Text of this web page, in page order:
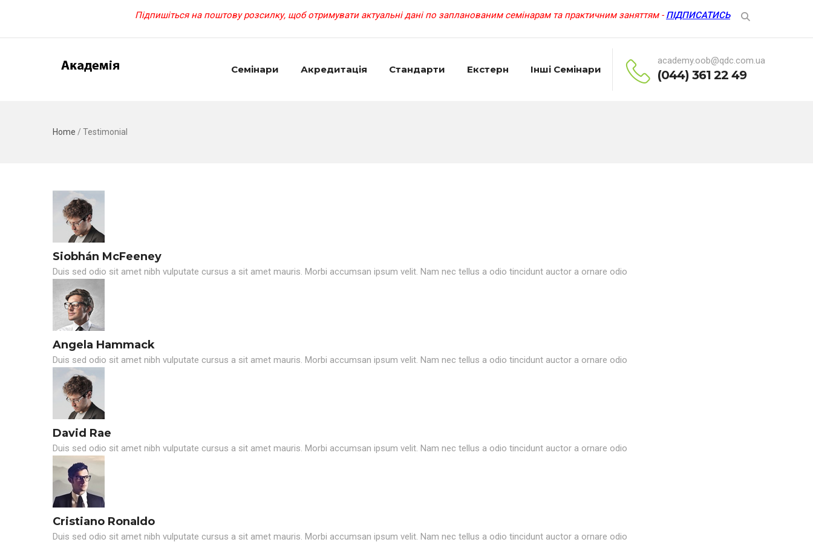
Підпишіться на поштову розсилку, щоб отримувати актуальні дані по запланованим семінарам та практичним заняттям - ПІДПИСАТИСЬ
Семінари Акредитація Cтандарти Екстерн Інші Семінари
academy.oob@qdc.com.ua
(044) 361 22 49
Home / Testimonial
Siobhán McFeeney
Duis sed odio sit amet nibh vulputate cursus a sit amet mauris. Morbi accumsan ipsum velit. Nam nec tellus a odio tincidunt auctor a ornare odio
Angela Hammack
Duis sed odio sit amet nibh vulputate cursus a sit amet mauris. Morbi accumsan ipsum velit. Nam nec tellus a odio tincidunt auctor a ornare odio
David Rae
Duis sed odio sit amet nibh vulputate cursus a sit amet mauris. Morbi accumsan ipsum velit. Nam nec tellus a odio tincidunt auctor a ornare odio
Cristiano Ronaldo
Duis sed odio sit amet nibh vulputate cursus a sit amet mauris. Morbi accumsan ipsum velit. Nam nec tellus a odio tincidunt auctor a ornare odio